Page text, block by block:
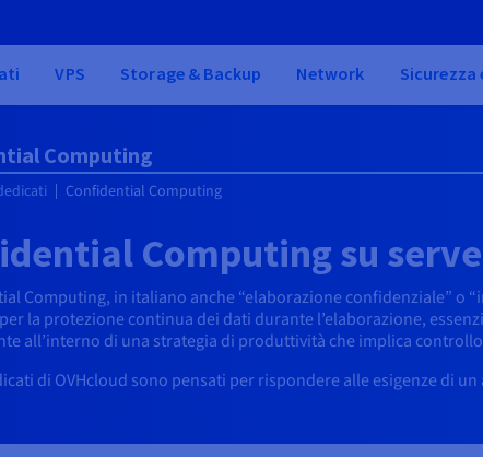
VPS Storage & Backup Network
Computing
Confidential Computing
Computing su
Computing, in italiano anche “elaborazione confidenziale” o
la protezione continua dei dati durante l’elaborazione,
all’interno di una strategia di produttività che implica
di OVHcloud sono pensati per rispondere alle esigenze di